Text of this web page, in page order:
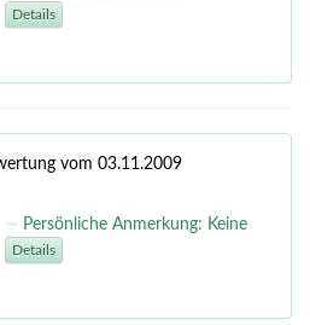
Details
vom 03.11.2009
Persönliche Anmerkung: Keine
Details